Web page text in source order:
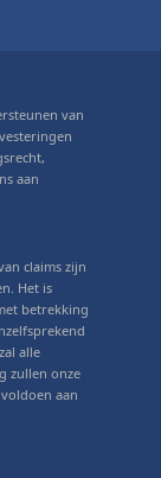
van
aan
claims zijn
Het is
betrekking
alle
zullen onze
aan